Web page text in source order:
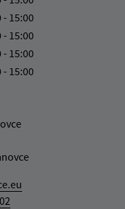
- 15:00
- 15:00
- 15:00
- 15:00